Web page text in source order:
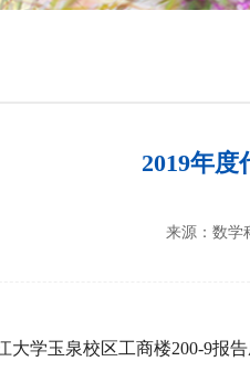
培养方案
2019年
来源：数学
大学玉泉校区工商楼200-9报